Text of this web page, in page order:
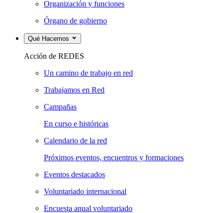
Organización y funciones
Órgano de gobierno
Qué Hacemos
Acción de REDES
Un camino de trabajo en red
Trabajamos en Red
Campañas
En curso e históricas
Calendario de la red
Próximos eventos, encuentros y formaciones
Eventos destacados
Voluntariado internacional
Encuesta anual voluntariado